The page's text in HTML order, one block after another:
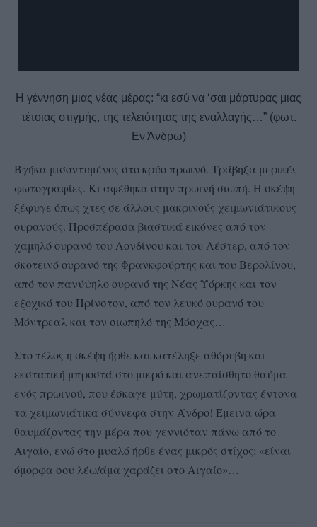
Η γέννηση μιας νέας μέρας: “κι εσύ να ‘σαι μάρτυρας μιας
τέτοιας στιγμής, της τελειότητας της εναλλαγής…” (φωτ.
Εν Άνδρω)
Βγήκα μισοντυμένος στο κρύο πρωινό. Τράβηξα μερικές
φωτογραφίες. Κι αφέθηκα στην πρωινή σιωπή. Η σκέψη
ξέφυγε όπως χτες σε άλλους μακρινούς χειμωνιάτικους
ουρανούς. Προσπέρασα βιαστικά εικόνες από τον
χαμηλό ουρανό του Λονδίνου και του Λέστερ, από τον
σκοτεινό ουρανό της Φρανκφούρτης και του Βερολίνου,
από τον πανύψηλο ουρανό της Νέας Υόρκης και τον
εξοχικό του Πρίνστον, από τον λευκό ουρανό του
Μόντρεαλ και τον σιωπηλό της Μόσχας…
Στο τέλος η σκέψη ήρθε και κατέληξε αθόρυβη και
εκστατική μπροστά στο μικρό και ανεπαίσθητο θαύμα
ενός πρωινού, που έσκαγε μύτη, χρωματίζοντας έντονα
τα χειμωνιάτικα σύννεφα στην Άνδρο! Έμεινα ώρα
θαυμάζοντας την μέρα που γεννιόταν πάνω από το
Αιγαίο, ενώ στο μυαλό ήρθε ένας μικρός στίχος: «είναι
όμορφα σου λέω/άμα χαράζει στο Αιγαίο»…